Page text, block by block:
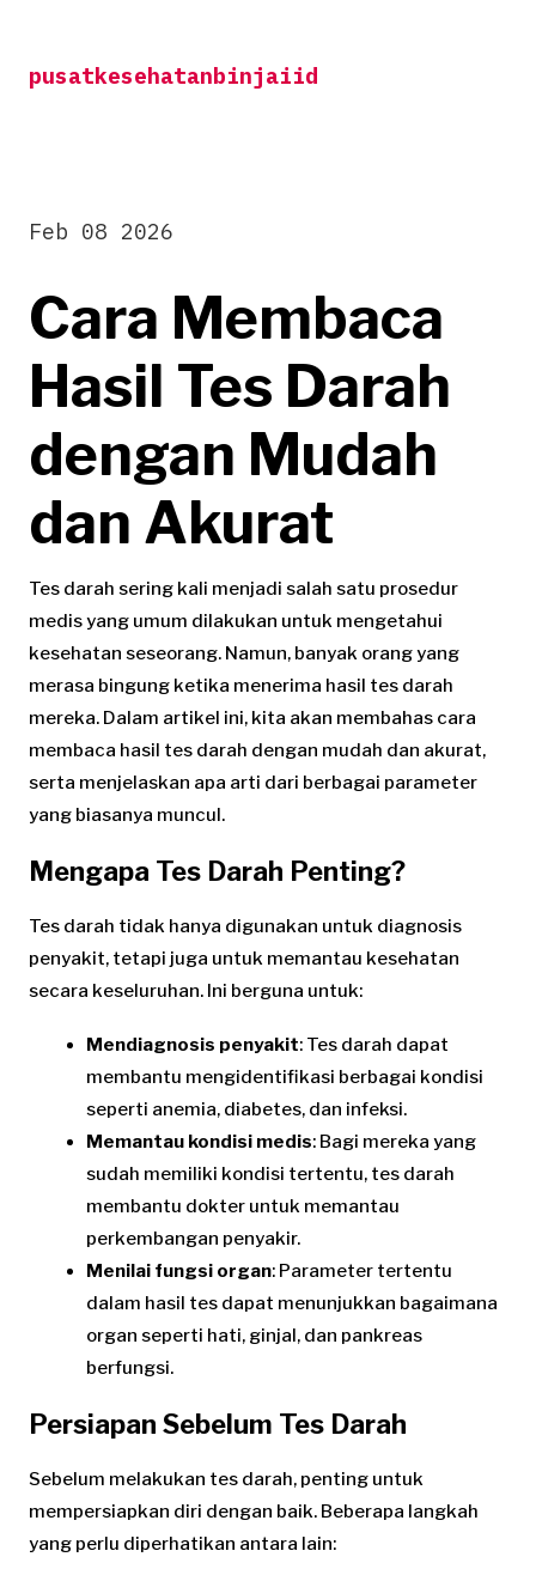
contentpusatkesehatanbinjaiid
Cara Membaca
Hasil Tes Darah
dengan Mudah
dan Akurat
Feb 08 2026
Tes darah sering kali menjadi salah satu prosedur
medis yang umum dilakukan untuk mengetahui
kesehatan seseorang. Namun, banyak orang yang
merasa bingung ketika menerima hasil tes darah
mereka. Dalam artikel ini, kita akan membahas cara
membaca hasil tes darah dengan mudah dan akurat,
serta menjelaskan apa arti dari berbagai parameter
yang biasanya muncul.
Mengapa Tes Darah Penting?
Tes darah tidak hanya digunakan untuk diagnosis
penyakit, tetapi juga untuk memantau kesehatan
secara keseluruhan. Ini berguna untuk:
Mendiagnosis penyakit: Tes darah dapat
membantu mengidentifikasi berbagai kondisi
seperti anemia, diabetes, dan infeksi.
Memantau kondisi medis: Bagi mereka yang
sudah memiliki kondisi tertentu, tes darah
membantu dokter untuk memantau
perkembangan penyakir.
Menilai fungsi organ: Parameter tertentu
dalam hasil tes dapat menunjukkan bagaimana
organ seperti hati, ginjal, dan pankreas
berfungsi.
Persiapan Sebelum Tes Darah
Sebelum melakukan tes darah, penting untuk
mempersiapkan diri dengan baik. Beberapa langkah
yang perlu diperhatikan antara lain: